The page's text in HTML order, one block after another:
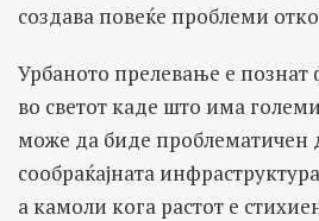
создава повеќе проблеми
Урбаното прелевање е
во светот каде што има
може да биде проблематичен
сообраќајната
а камоли кога растот е